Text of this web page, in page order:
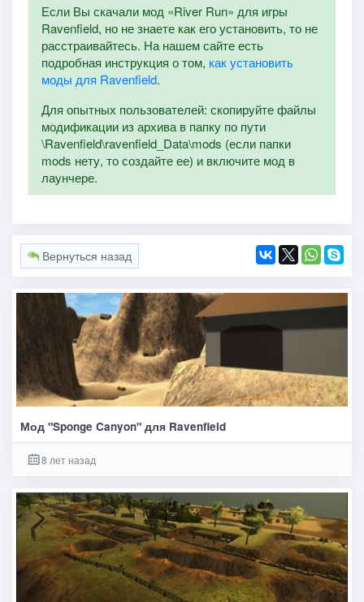
Если Вы скачали мод «River Run» для игры
Ravenfield, но не знаете как его установить, то не
расстраивайтесь. На нашем сайте есть
подробная инструкция о том, как установить
моды для Ravenfield.
Для опытных пользователей: скопируйте файлы
модификации из архива в папку по пути
\Ravenfield\ravenfield_Data\mods (если папки
mods нету, то создайте ее) и включите мод в
лаунчере.
Вернуться назад
Мод "Sponge Canyon" для Ravenfield
8 лет назад